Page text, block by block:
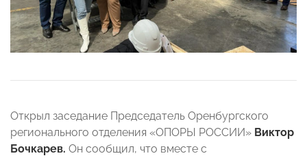
Открыл заседание Председатель Оренбургского
регионального отделения «ОПОРЫ РОССИИ» Виктор
Бочкарев. Он сообщил, что вместе с